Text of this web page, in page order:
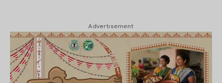
Advertisement